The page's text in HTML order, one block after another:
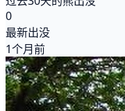
0
最新出没
1个月前